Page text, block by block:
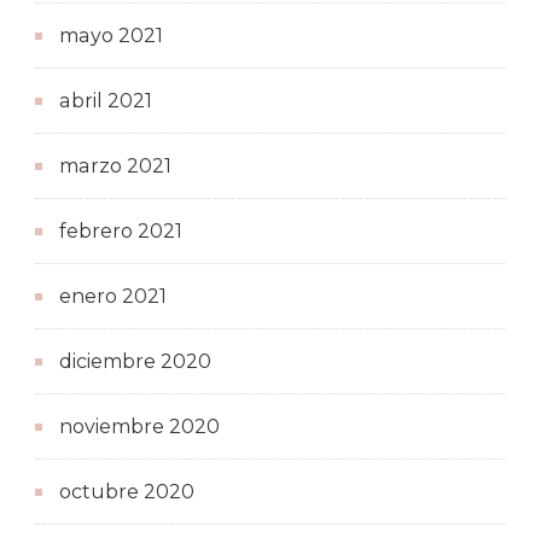
mayo 2021
abril 2021
marzo 2021
febrero 2021
enero 2021
diciembre 2020
noviembre 2020
octubre 2020